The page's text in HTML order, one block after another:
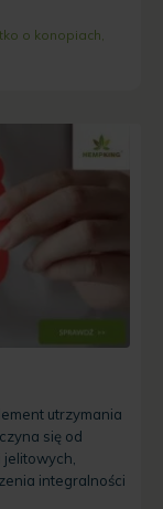
o konopiach
utrzymania
się od
integralności